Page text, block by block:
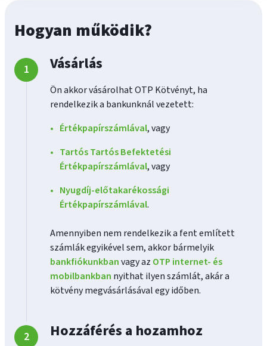
Hogyan működik?
Vásárlás
Ön akkor vásárolhat OTP Kötvényt, ha
rendelkezik a bankunknál vezetett:
Értékpapírszámlával, vagy
Tartós Tartós Befektetési
Értékpapírszámlával, vagy
Nyugdíj-előtakarékossági
Értékpapírszámlával.
Amennyiben nem rendelkezik a fent említett
számlák egyikével sem, akkor bármelyik
bankfiókunkbanvagy az OTP internet- és
mobilbankban nyithat ilyen számlát, akár a
kötvény megvásárlásával egy időben.
Hozzáférés a hozamhoz